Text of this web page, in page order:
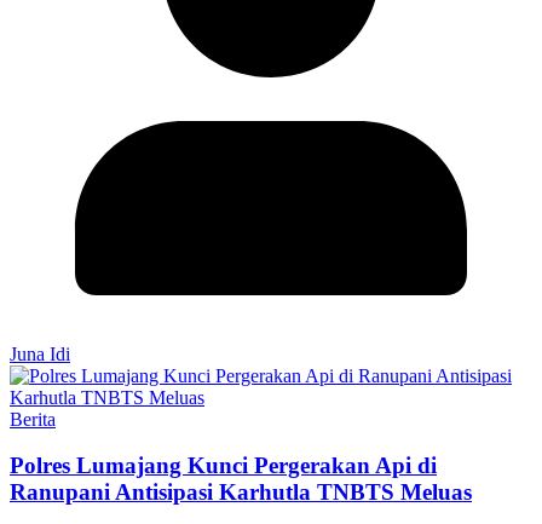
Juna Idi
Berita
Polres Lumajang Kunci Pergerakan Api di
Ranupani Antisipasi Karhutla TNBTS Meluas